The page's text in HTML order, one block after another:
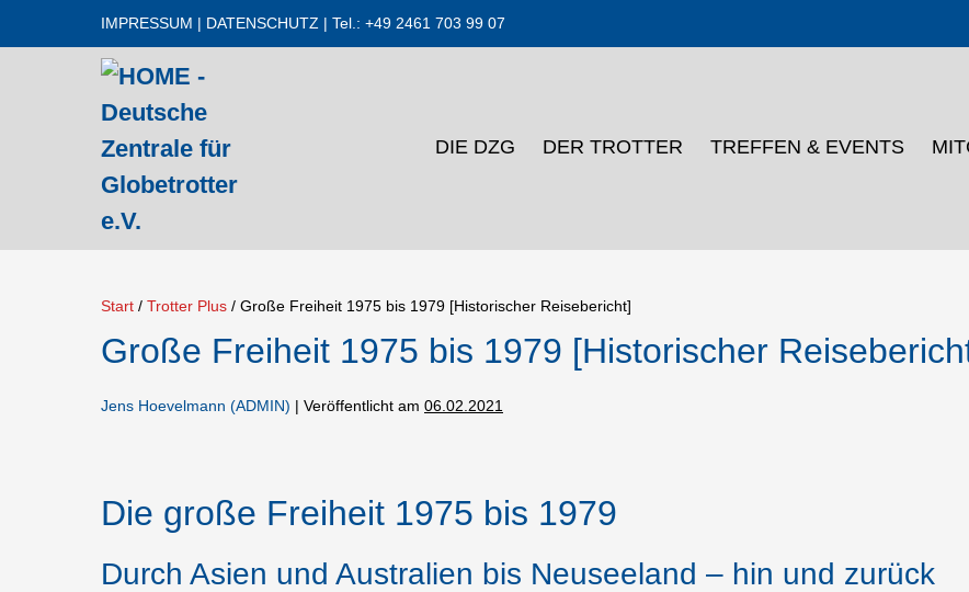
Inhalt
IMPRESSUM | DATENSCHUTZ | Tel.: +49 2461 703 99 07
DIE DZG DER TROTTER TREFFEN & EVENTS
Start / Trotter Plus / Große Freiheit 1975 bis 1979 [Historischer Reisebericht]
Große Freiheit 1975 bis 1979 [Historischer
Jens Hoevelmann (ADMIN) | Veröffentlicht am 06.02.2021
Die große Freiheit 1975 bis 1979
Durch Asien und Australien bis Neuseeland – hin und zurück